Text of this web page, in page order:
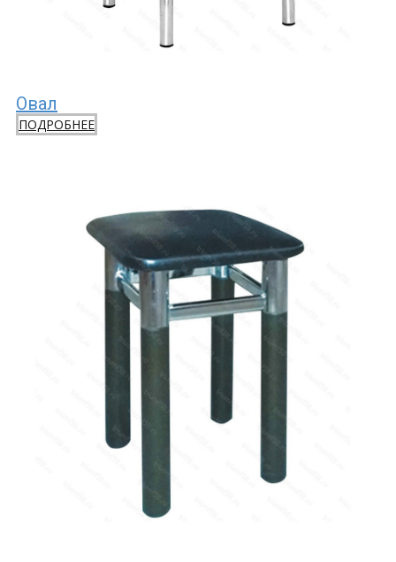
Овал
ПОДРОБНЕЕ